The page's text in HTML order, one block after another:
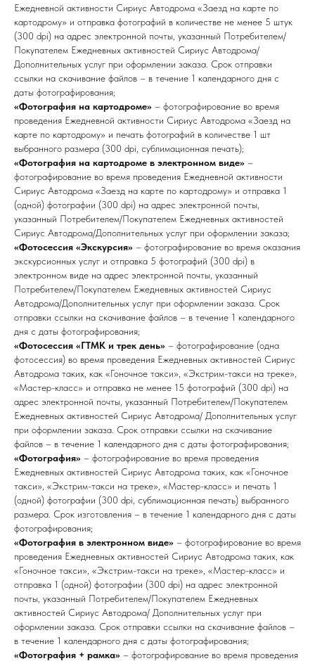
Ежедневной активности Сириус Автодрома «Заезд на карте по
картодрому» и отправка фотографий в количестве не менее 5 штук
(300 dpi) на адрес электронной почты, указанный Потребителем/
Покупателем Ежедневных активностей Сириус Автодрома/
Дополнительных услуг при оформлении заказа. Срок отправки
ссылки на скачивание файлов – в течение 1 календарного дня с
даты фотографирования;
«Фотография на картодроме» – фотографирование во время
проведения Ежедневной активности Сириус Автодрома «Заезд на
карте по картодрому» и печать фотографий в количестве 1 шт
выбранного размера (300 dpi, сублимационная печать);
«Фотография на картодроме в электронном виде» –
фотографирование во время проведения Ежедневной активности
Сириус Автодрома «Заезд на карте по картодрому» и отправка 1
(одной) фотографии (300 dpi) на адрес электронной почты,
указанный Потребителем/Покупателем Ежедневных активностей
Сириус Автодрома/Дополнительных услуг при оформлении заказа;
«Фотосессия «Экскурсия» – фотографирование во время оказания
экскурсионных услуг и отправка 5 фотографий (300 dpi) в
электронном виде на адрес электронной почты, указанный
Потребителем/Покупателем Ежедневных активностей Сириус
Автодрома/Дополнительных услуг при оформлении заказа. Срок
отправки ссылки на скачивание файлов – в течение 1 календарного
дня с даты фотографирования;
«Фотосессия «ГТМК и трек день» – фотографирование (одна
фотосессия) во время проведения Ежедневных активностей Сириус
Автодрома таких, как «Гоночное такси», «Экстрим-такси на треке»,
«Мастер-класс» и отправка не менее 15 фотографий (300 dpi) на
адрес электронной почты, указанный Потребителем/Покупателем
Ежедневных активностей Сириус Автодрома/ Дополнительных услуг
при оформлении заказа. Срок отправки ссылки на скачивание
файлов – в течение 1 календарного дня с даты фотографирования;
«Фотография» – фотографирование во время проведения
Ежедневных активностей Сириус Автодрома таких, как «Гоночное
такси», «Экстрим-такси на треке», «Мастер-класс» и печать 1
(одной) фотографии (300 dpi, сублимационная печать) выбранного
размера. Срок изготовления – в течение 1 календарного дня с даты
фотографирования;
«Фотография в электронном виде» – фотографирование во время
проведения Ежедневных активностей Сириус Автодрома таких, как
«Гоночное такси», «Экстрим-такси на треке», «Мастер-класс» и
отправка 1 (одной) фотографии (300 dpi) на адрес электронной
почты, указанный Потребителем/Покупателем Ежедневных
активностей Сириус Автодрома/ Дополнительных услуг при
оформлении заказа. Срок отправки ссылки на скачивание файлов –
в течение 1 календарного дня с даты фотографирования;
«Фотография + рамка» – фотографирование во время проведения